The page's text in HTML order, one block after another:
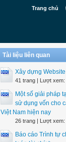
Trang chủ
Tài liệu liên quan
Xây dựng
41 trang | Lượt
Một số giải pháp
sử dụng vốn cho
Việt Nam hiện nay
26 trang | Lượt
Báo cáo Trình tự